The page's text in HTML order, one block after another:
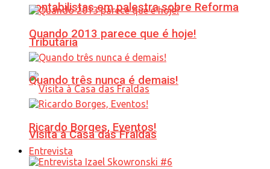
contabilistas em palestra sobre Reforma
Tributária
Visita à Casa das Fraldas
Quando 2013 parece que é hoje!
Quando três nunca é demais!
Ricardo Borges, Eventos!
Entrevista